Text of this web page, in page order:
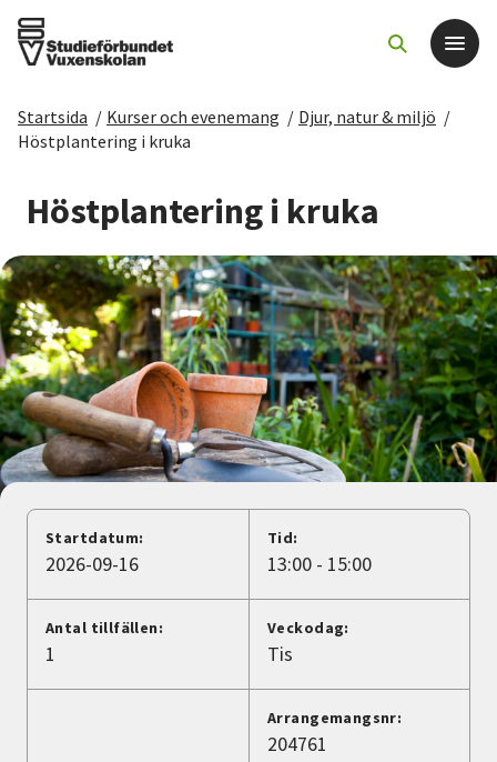
Det här gör vi
För dig som
Sök kurser och evenemang
Om SV
Starta studiecirkel
Cirkelledare
Nyheter
Avdelningar
Lyssna
Startsida / Kurser och evenemang / Djur, natur & miljö /
Höstplantering i kruka
Höstplantering i kruka
Startdatum:
2026-09-16
Tid:
13:00 - 15:00
Antal tillfällen:
1
Veckodag:
Tis
Arrangemangsnr:
204761